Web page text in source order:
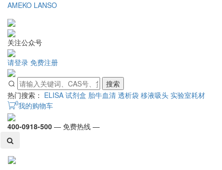
AMEKO LANSO
关注公众号
请登录 免费注册
搜索
热门搜索： ELISA 试剂盒 胎牛血清 透析袋 移液吸头 实验室耗材
0我的购物车
400-0918-500 — 免费热线 —